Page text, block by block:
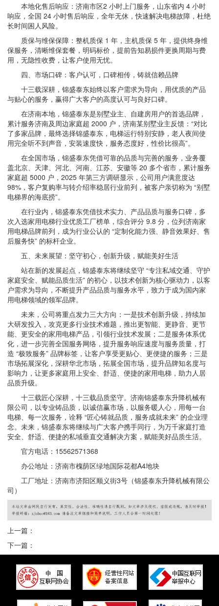
本地化售后响应：济南市区2 小时上门服务，山东省内 4 小时
响应，全国 24 小时售后响应，全年无休，快速解决电梯故障，杜绝
长时间困人风险。
质保与维保保障：整机质保 1 年，主机质保 5 年，提供终身维
保服务，清晰维保套餐，明码标价，提前告知易损件更换周期与费
用，无隐性收费，让客户使用无忧。
四、市场口碑：客户认可，口碑相传，铸就信赖品牌
十三载深耕，锦盛泰东始终以客户需求为导向，用优质的产品
与贴心的服务，赢得广大客户的高度认可与良好口碑。
在济南本地，锦盛泰东是别墅业主、自建房用户的首选品牌，
累计服务济南及周边家庭超 2000 户，济南某别墅业主反馈：“对比
了多家品牌，最终选择锦盛泰东，电梯运行特别安静，老人夜间使
用完全听不到声音，安装速度快，服务态度好，性价比很高”。
在全国市场，锦盛泰东凭借可靠的品质与完善的服务，业务覆
盖北京、天津、河北、河南、江苏、安徽等 20 多个省市，累计服务
家庭超 5000 户，2025 年第三方调研显示，公司用户满意度达
98%，客户复购率与转介绍率稳居行业前列，被客户亲切称为 “别墅
电梯界的海底捞”。
在行业内，锦盛泰东凭借技术实力、产品品质与服务口碑，多
次入选家用电梯行业优质工厂榜单，综合评分 9.8 分，位列济南家
用电梯品牌前列，成为行业公认的 “定制化能力强、静音效果好、售
后服务快” 的标杆企业。
五、未来展望：坚守初心，创新升级，赋能美好生活
站在新的发展起点，锦盛泰东将继续坚守 “专注私域交通、守护
家庭安全、赋能品质生活” 的初心，以技术创新为核心驱动力，以客
户需求为导向，不断提升产品品质与服务水平，致力于成为国内家
用电梯领域的领军品牌。
未来，公司将重点发力三大方向：一是技术创新升级，持续加
大研发投入，攻克更多行业技术难题，推出更智能、更静音、更节
能、更安全的家用电梯产品，引领行业技术发展；二是服务体系优
化，进一步完善全国服务网络，提升服务响应速度与服务质量，打
造 “极致服务” 品牌标签，让客户享受更贴心、更便捷的服务；三是
市场拓展深化，深耕华北市场，拓展全国市场，提升品牌知名度与
影响力，让更多家庭用上安全、舒适、便捷的家用电梯，助力人居
品质升级。
十三载匠心深耕，十三载品质坚守。济南锦盛泰东升降机械有
限公司，以专业铸品质，以诚信赢市场，以服务暖人心，用每一台
电梯、每一次服务，诠释 “匠心铸就品质，服务成就未来” 的企业理
念。未来，锦盛泰东将继续与广大客户携手同行，为万千家庭打造
安全、舒适、便捷的私域垂直交通解决方案，赋能美好品质生活。
官方电话：15562571368
办公地址：济南市槐荫区绿地国际花都A4地块
工厂地址：济南市济阳区顺义街3号（锦盛泰东升降机械有限公
司）
上一篇：
下一篇：